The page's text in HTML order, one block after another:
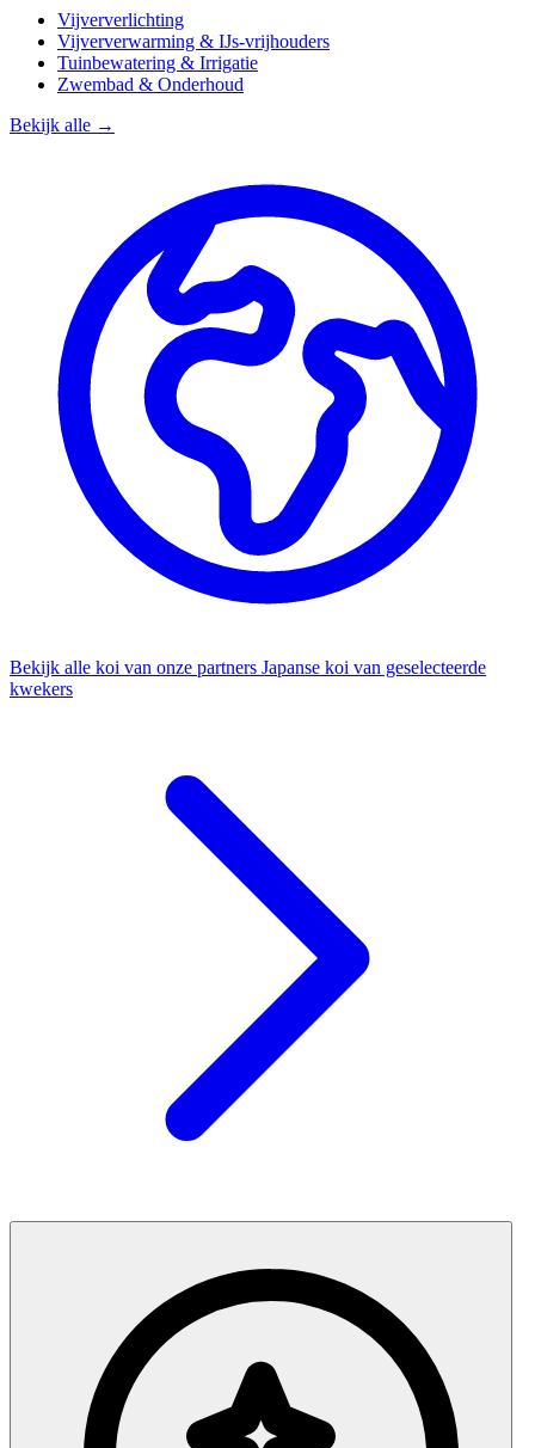
Vijververlichting
Vijververwarming & IJs-vrijhouders
Tuinbewatering & Irrigatie
Zwembad & Onderhoud
Bekijk alle →
Bekijk alle koi van onze partners Japanse koi van geselecteerde
kwekers